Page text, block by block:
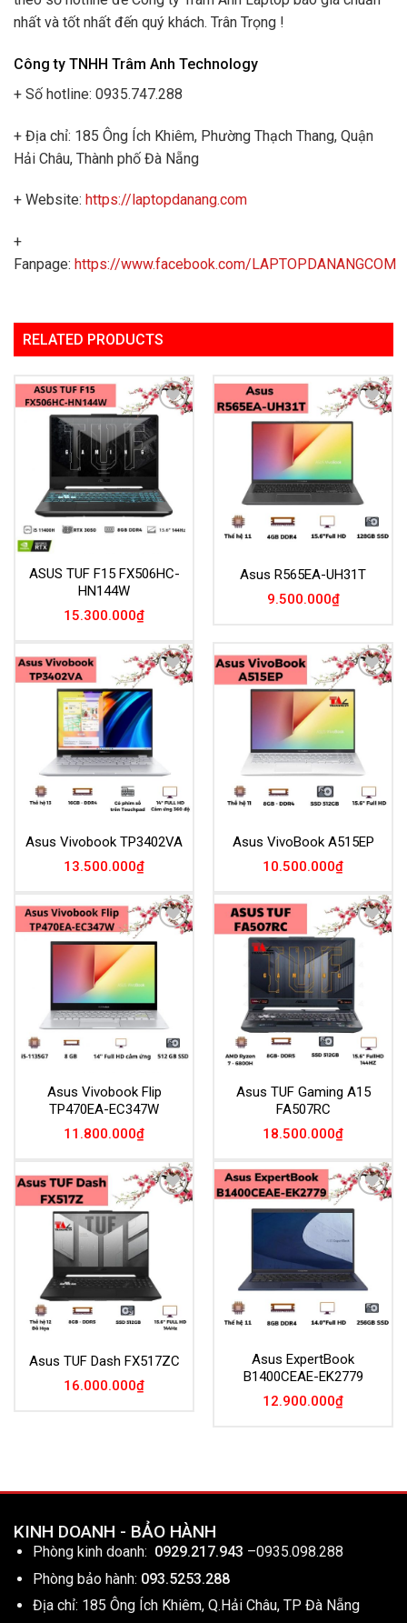
nhất và tốt nhất đến quý khách. Trân Trọng !
Công ty TNHH Trâm Anh Technology
+ Số hotline: 0935.747.288
+ Địa chỉ: 185 Ông Ích Khiêm, Phường Thạch Thang, Quận
Hải Châu, Thành phố Đà Nẵng
+ Website: https://laptopdanang.com
+
Fanpage: https://www.facebook.com/LAPTOPDANANGCOM
RELATED PRODUCTS
Add to
Wishlist
ASUS TUF F15 FX506HC-
HN144W
15.300.000₫
Add to
Wishlist
Asus R565EA-UH31T
9.500.000₫
Add to
Wishlist
Asus Vivobook TP3402VA
13.500.000₫
Add to
Wishlist
Asus VivoBook A515EP
10.500.000₫
Add to
Wishlist
Asus Vivobook Flip
TP470EA-EC347W
11.800.000₫
Add to
Asus TUF Gaming A15
FA507RC
18.500.000₫
Add to
Asus TUF Dash FX517ZC
16.000.000₫
Add to
Asus ExpertBook
B1400CEAE-EK2779
12.900.000₫
KINH DOANH - BẢO HÀNH
Phòng kinh doanh: 0929.217.943 –0935.098.288
Phòng bảo hành: 093.5253.288
Địa chỉ: 185 Ông Ích Khiêm, Q.Hải Châu, TP Đà Nẵng